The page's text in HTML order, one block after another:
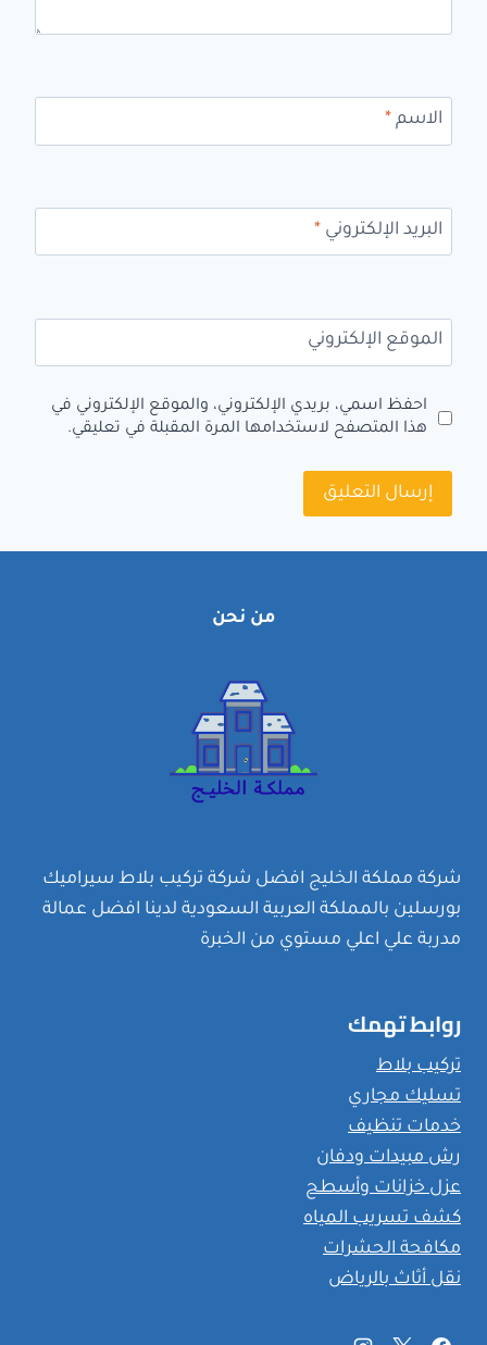
الاسم *
البريد الإلكتروني *
الموقع الإلكتروني
احفظ اسمي، بريدي الإلكتروني، والموقع الإلكتروني في
هذا المتصفح لاستخدامها المرة المقبلة في تعليقي.
من نحن
شركة مملكة الخليج افضل شركة تركيب بلاط سيراميك
بورسلين بالمملكة العربية السعودية لدينا افضل عمالة
مدربة علي اعلي مستوي من الخبرة
روابط تهمك
تركيب بلاط
تسليك مجاري
خدمات تنظيف
رش مبيدات ودفان
عزل خزانات وأسطح
كشف تسريب المياه
مكافحة الحشرات
نقل أثاث بالرياض